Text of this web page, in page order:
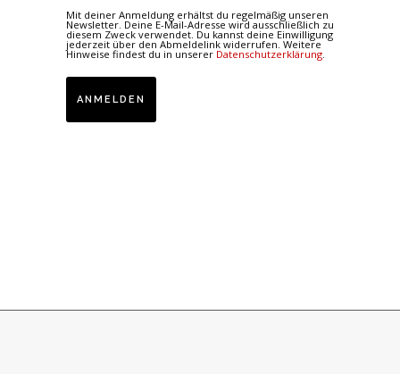
Mit deiner Anmeldung erhältst du regelmäßig unseren
Newsletter. Deine E-Mail-Adresse wird ausschließlich zu
diesem Zweck verwendet. Du kannst deine Einwilligung
jederzeit über den Abmeldelink widerrufen. Weitere
Hinweise findest du in unserer Datenschutzerklärung.